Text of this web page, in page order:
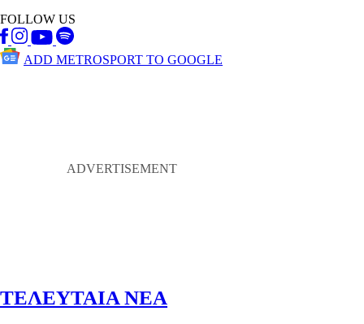
FOLLOW US
ADD METROSPORT TO GOOGLE
ΤΕΛΕΥΤΑΙΑ ΝΕΑ